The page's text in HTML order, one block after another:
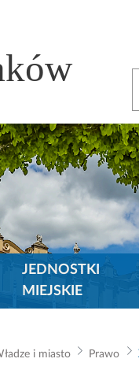
JEDNOSTKI
MIEJSKIE
i miasto Prawo